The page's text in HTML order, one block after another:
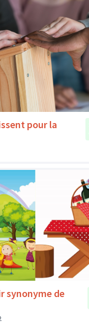
pour la
synonyme de